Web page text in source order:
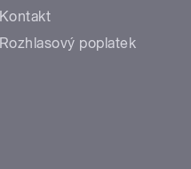
Kontakt
Rozhlasový poplatek